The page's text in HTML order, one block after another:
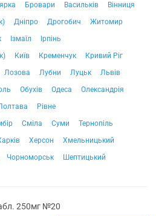
Бровари Васильків
Вінниця
Дніпро Дрогобич
Житомир
Ізмаїл
Ірпінь
Київ Кременчук
Кривий Ріг
Лозова Лубни Луцьк
Львів
Обухів Одеса
Олександрія
Рівне
Сміла Суми
Тернопіль
Херсон
Хмельницький
Чорноморськ Шептицький
250мг №20